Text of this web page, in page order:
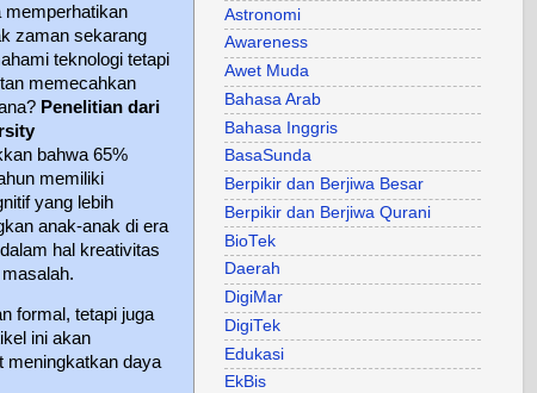
memperhatikan
zaman sekarang
teknologi tetapi
memecahkan
Penelitian dari
bahwa 65%
memiliki
yang lebih
anak-anak di era
hal kreativitas
formal, tetapi juga
ini akan
meningkatkan daya
Astronomi
Awareness
Awet Muda
Bahasa Arab
Bahasa Inggris
BasaSunda
Berpikir dan Berjiwa Besar
Berpikir dan Berjiwa Qurani
BioTek
Daerah
DigiMar
DigiTek
Edukasi
EkBis